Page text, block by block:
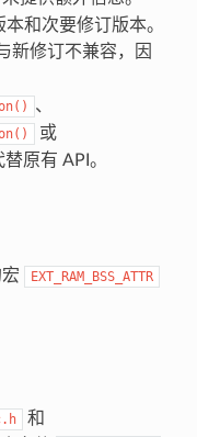
和次要修订版本。
新修订不兼容，因
、
或
替原有 API。
EXT_RAM_BSS_ATTR
和